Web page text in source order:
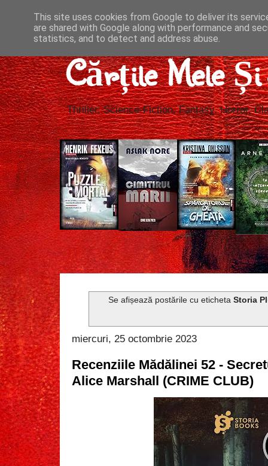
Cărțile Mele
Thriller, Science-Fiction, Fantasy, Horror,
Se afișează postările cu eticheta Storia
miercuri, 25 octombrie 2023
Recenziile Mădălinei 52 -
Alice Marshall (CRIME CLUB)
This site uses cookies from Google to deliver its
are shared with Google along with performance and
statistics, and to detect and address abuse.